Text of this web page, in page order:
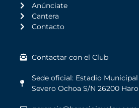
Anúnciate
Cantera
Contacto
Contactar con el Club
Sede oficial: Estadio
Severo Ochoa S/N 26200